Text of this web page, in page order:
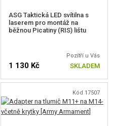
ASG Taktická LED svítilna s
laserem pro montáž na
běžnou Picatiny (RIS) lištu
Pozítří u Vás
1 130 Kč SKLADEM
Kód 17507